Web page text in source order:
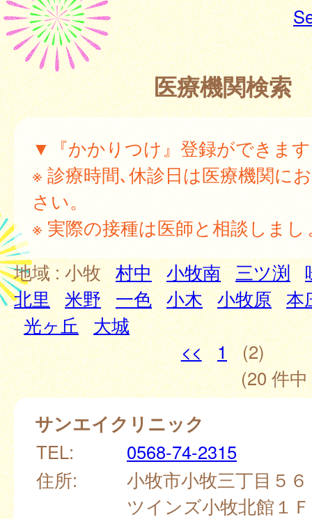
医療機関検索
▼『かかりつけ』登録ができま
※ 診療時間､休診日は医療機関に
さい。
※ 実際の接種は医師と相談しまし
地域 :小牧 村中 小牧南 三ツ渕
北里 米野 一色 小木 小牧原 本
光ヶ丘 大城
<<
1
(2)
(20 件
サンエイクリニック
TEL:
0568-74-2315
住所:
小牧市小牧三丁目５
ツインズ小牧北館１